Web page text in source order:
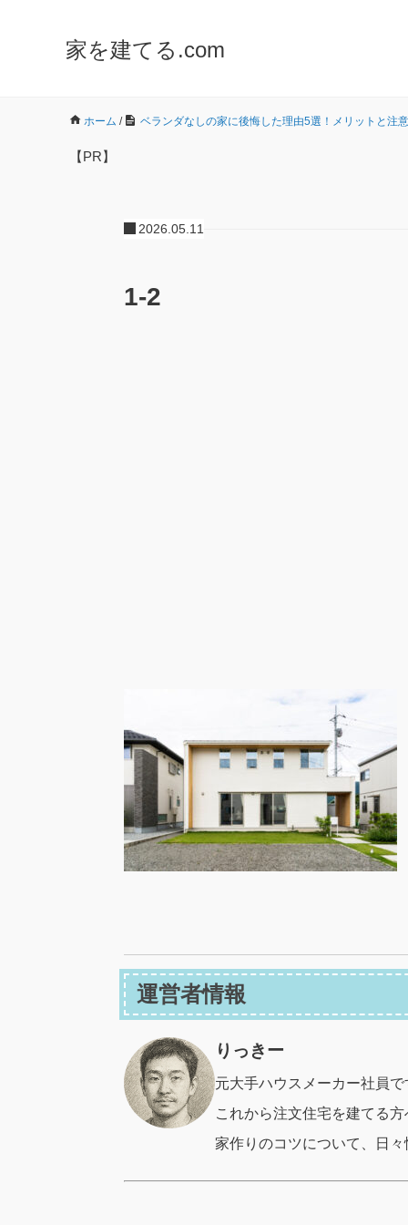
家を建てる.com
ホーム / ベランダなしの家に後悔した理由5選！メリットと注
【PR】
2026.05.11
1-2
運営者情報
りっきー
元大手ハウスメーカー社員で
これから注文住宅を建てる方
家作りのコツについて、日